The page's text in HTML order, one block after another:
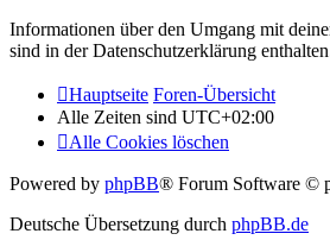
Informationen über den Umgang mit
sind in der Datenschutzerklärung
Hauptseite Foren-Übersicht
Alle Zeiten sind UTC+02:00
Alle Cookies löschen
Powered by phpBB® Forum Software ©
Deutsche Übersetzung durch phpBB.de